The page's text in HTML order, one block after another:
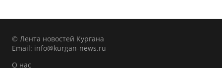
© Лента новостей Кургана
Email: info@kurgan-news.ru
О нас